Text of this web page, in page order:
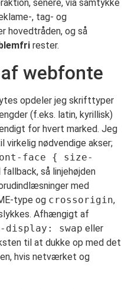
senere, via samtykke
, tag- og
hovedtråden, og så
rester.
webfonte
opdeler jeg skrifttyper
(f.eks. latin, kyrillisk)
for hvert marked. Jeg
nødvendige akser;
face { size-
fallback, så linjehøjden
med
type og crossorigin,
Afhængigt af
display: swap eller
til at dukke op med det
hvis netværket og